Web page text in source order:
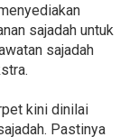
sajadah untuk
sajadah
kini dinilai
Pastinya